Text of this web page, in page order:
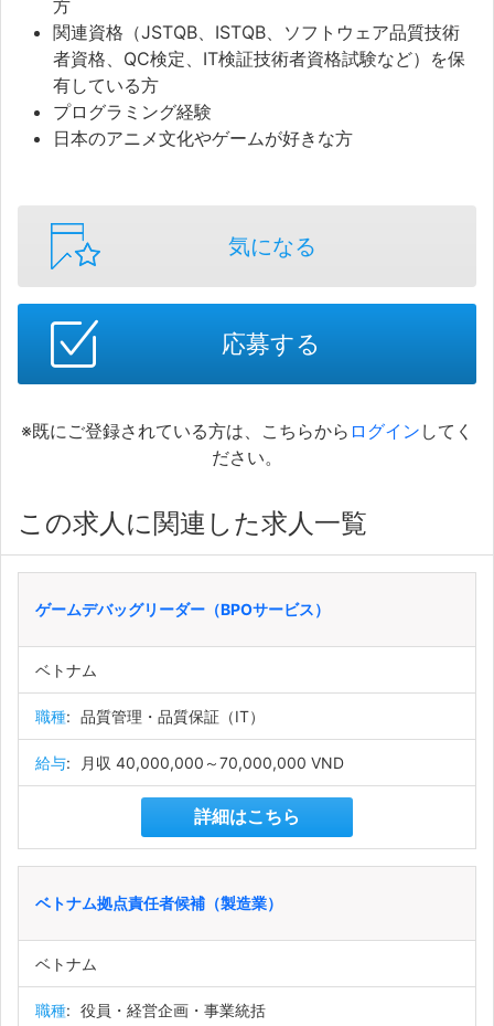
方
関連資格（JSTQB、ISTQB、ソフトウェア品質技術
者資格、QC検定、IT検証技術者資格試験など）を保
有している方
プログラミング経験
日本のアニメ文化やゲームが好きな方
気になる
応募する
※既にご登録されている方は、こちらから ログイン してく
ださい。
この求人に関連した求人一覧
ゲームデバッグリーダー（BPOサービス）
ベトナム
職種: 品質管理・品質保証（IT）
給与: 月収 40,000,000～70,000,000 VND
詳細はこちら
ベトナム拠点責任者候補（製造業）
ベトナム
職種: 役員・経営企画・事業統括